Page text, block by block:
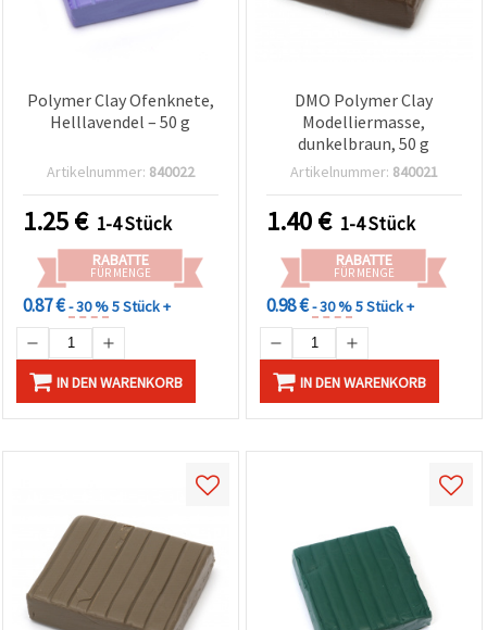
anzuzeigen,
Partner für
Analyse
Sie können
akzeptieren,
oder Ihre
Auswahl in
den
Einstellungen
individuell
festlegen.
Ihre
Einwilligung
jederzeit
oder
Richtlinie
Alle
akzeptieren
Polymer Clay Ofenknete,
Helllavendel – 50 g
Artikelnummer: 840022
1.25€ 1-4 Stück
RABATTE
FÜR MENGE
0.87 €- 30 %5 Stück +
IN DEN WARENKORB
DMO Polymer Clay
Modelliermasse,
dunkelbraun, 50 g
Artikelnummer: 840021
1.40€ 1-4 Stück
RABATTE
FÜR MENGE
0.98 €- 30 %5 Stück +
IN DEN WARENKORB